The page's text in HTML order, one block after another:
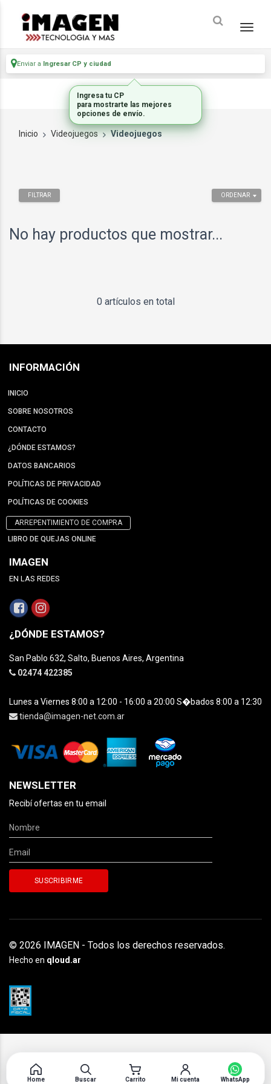
Enviar a Ingresar CP y ciudad
Inicio Videojuegos Videojuegos
ORDENAR
FILTRAR
No hay productos que mostrar...
0 artículos en total
INFORMACIÓN
INICIO
SOBRE NOSOTROS
CONTACTO
¿DÓNDE ESTAMOS?
DATOS BANCARIOS
POLÍTICAS DE PRIVACIDAD
POLÍTICAS DE COOKIES
ARREPENTIMIENTO DE COMPRA
LIBRO DE QUEJAS ONLINE
IMAGEN
EN LAS REDES
¿DÓNDE ESTAMOS?
San Pablo 632, Salto, Buenos Aires, Argentina
02474 422385
Lunes a Viernes 8:00 a 12:00 - 16:00 a 20:00 S�bados 8:00 a 12:30
tienda@imagen-net.com.ar
NEWSLETTER
Recibí ofertas en tu email
© 2026 IMAGEN - Todos los derechos reservados.
Hecho en qloud.ar
Home Buscar Carrito Mi cuenta
Ingresa tu CP
para mostrarte las mejores
opciones de envío.